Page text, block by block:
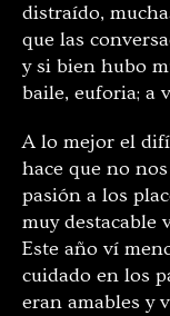
distraído,
que las
y si bien hubo
baile, euforia; a
A lo mejor el
hace que no
pasión a los
muy destacable
Este año ví
cuidado en los
eran amables y